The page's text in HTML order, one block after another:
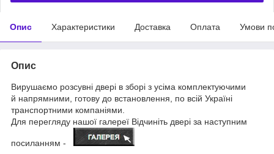
Опис Характеристики Доставка Оплата Умови
Опис
Вирушаємо розсувні двері в зборі з усіма комплектуючими
й напрямними, готову до встановлення, по всій Україні
транспортними компаніями.
Для перегляду нашої галереї Відчиніть двері за наступним
посиланням -